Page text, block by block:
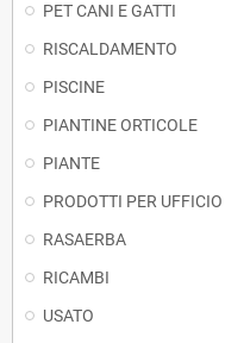
PET CANI E GATTI
RISCALDAMENTO
PISCINE
PIANTINE ORTICOLE
PIANTE
PRODOTTI PER UFFICIO
RASAERBA
RICAMBI
USATO